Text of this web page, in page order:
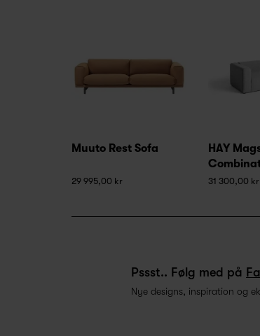
Muuto Rest Sofa
29 995,00 kr
HAY
31 300,00 kr
Pssst.. Følg med på
Nye designs, inspiration og